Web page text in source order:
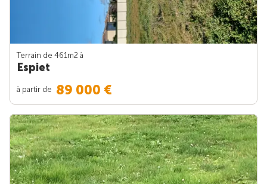
Terrain de 461m2 à
Espiet
à partir de 89 000 €